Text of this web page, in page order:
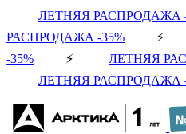
ЛЕТНЯЯ РАСПРОДАЖА -
РАСПРОДАЖА -35%
-35% ⚡ ЛЕТНЯЯ
ЛЕТНЯЯ РАСПРОДАЖА -